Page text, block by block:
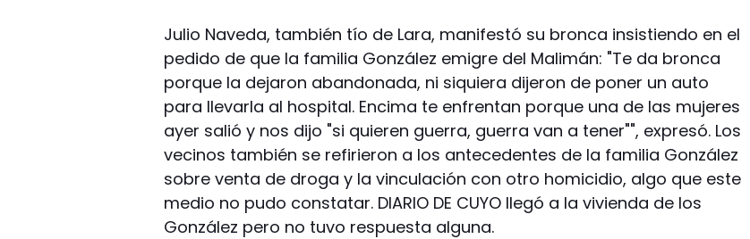
Julio Naveda, también tío de Lara, manifestó su bronca insistiendo en el
pedido de que la familia González emigre del Malimán: "Te da bronca
porque la dejaron abandonada, ni siquiera dijeron de poner un auto
para llevarla al hospital. Encima te enfrentan porque una de las mujeres
ayer salió y nos dijo "si quieren guerra, guerra van a tener"", expresó. Los
vecinos también se refirieron a los antecedentes de la familia González
sobre venta de droga y la vinculación con otro homicidio, algo que este
medio no pudo constatar. DIARIO DE CUYO llegó a la vivienda de los
González pero no tuvo respuesta alguna.